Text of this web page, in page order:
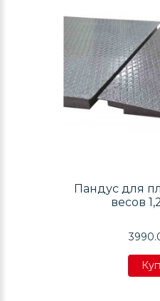
Пандус для
весов